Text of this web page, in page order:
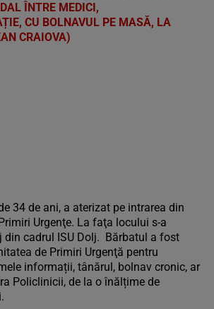
ÎNTRE MEDICI,
CU BOLNAVUL PE MASĂ, LA
CRAIOVA)
34 de ani, a aterizat pe intrarea din
Urgenţe. La faţa locului s-a
din cadrul ISU Dolj. Bărbatul a fost
de Primiri Urgenţă pentru
informații, tânărul, bolnav cronic, ar
Policlinicii, de la o înălțime de